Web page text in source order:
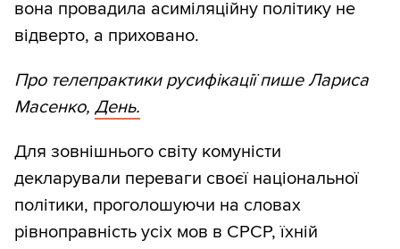
вона провадила асиміляційну політику не
відверто, а приховано.
Про телепрактики русифікації пише Лариса
Масенко, День.
Для зовнішнього світу комуністи
декларували переваги своєї національної
політики, проголошуючи на словах
рівноправність усіх мов в СРСР, їхній